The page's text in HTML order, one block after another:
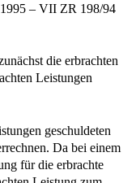
– VII ZR 198/94
die erbrachten
Leistungen
geschuldeten
Da bei einem
für die erbrachte